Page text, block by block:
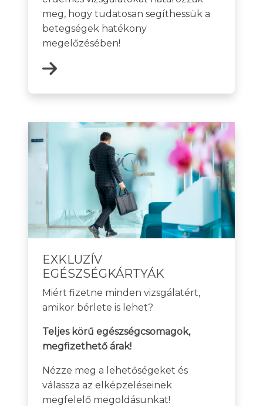
meg, hogy tudatosan segíthessük a
betegségek hatékony
megelőzésében!
EXKLUZÍV
EGÉSZSÉGKÁRTYÁK
Miért fizetne minden vizsgálatért,
amikor bérlete is lehet?
Teljes körű egészségcsomagok,
megfizethető árak!
Nézze meg a lehetőségeket és
válassza az elképzeléseinek
megfelelő megoldásunkat!